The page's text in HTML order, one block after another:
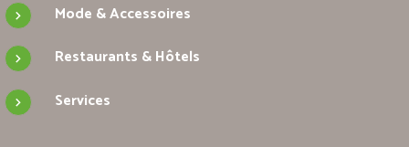
Mode & Accessoires
Restaurants & Hôtels
Services